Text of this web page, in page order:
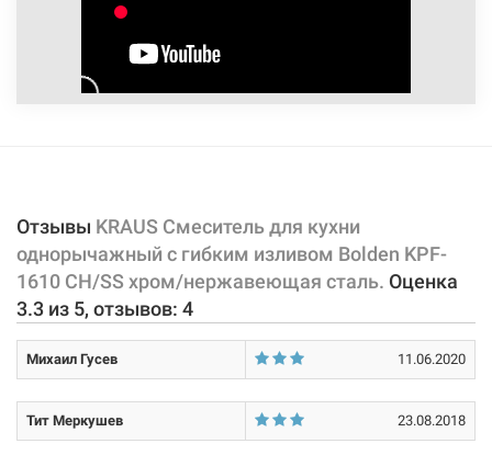
Отзывы KRAUS Смеситель для кухни
однорычажный с гибким изливом Bolden KPF-
1610 CH/SS хром/нержавеющая сталь. Оценка
3.3 из 5, отзывов: 4
Михаил Гусев 11.06.2020
Тит Меркушев 23.08.2018